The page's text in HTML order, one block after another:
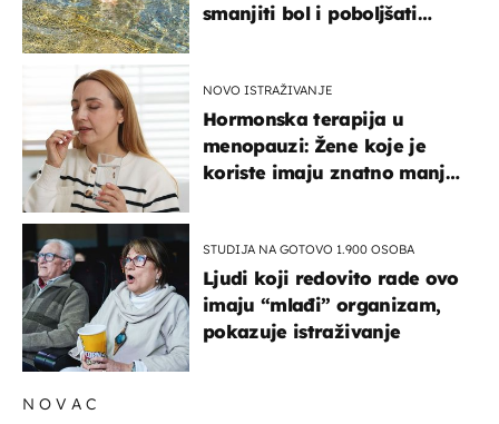
smanjiti bol i poboljšati
NOVO ISTRAŽIVANJE
Hormonska terapija u
menopauzi: Žene koje je
koriste imaju znatno manji
STUDIJA NA GOTOVO 1.900 OSOBA
Ljudi koji redovito rade ovo
imaju “mlađi” organizam,
pokazuje istraživanje
NOVAC